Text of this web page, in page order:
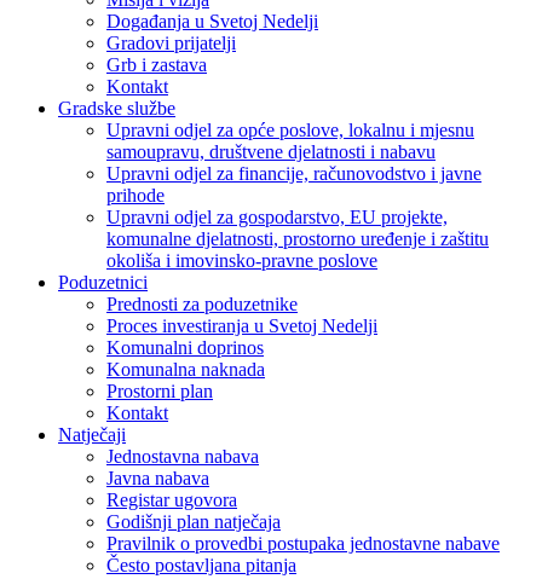
Događanja u Svetoj Nedelji
Gradovi prijatelji
Grb i zastava
Kontakt
Gradske službe
Upravni odjel za opće poslove, lokalnu i mjesnu
samoupravu, društvene djelatnosti i nabavu
Upravni odjel za financije, računovodstvo i javne
prihode
Upravni odjel za gospodarstvo, EU projekte,
komunalne djelatnosti, prostorno uređenje i zaštitu
okoliša i imovinsko-pravne poslove
Poduzetnici
Prednosti za poduzetnike
Proces investiranja u Svetoj Nedelji
Komunalni doprinos
Komunalna naknada
Prostorni plan
Kontakt
Natječaji
Jednostavna nabava
Javna nabava
Registar ugovora
Godišnji plan natječaja
Pravilnik o provedbi postupaka jednostavne nabave
Često postavljana pitanja